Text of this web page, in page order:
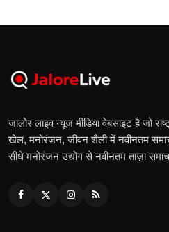
जालोर लाइव न्यूज मीडिया वेबसाइट है जो
खेल, मनोरंजन, जीवन शैली में नवीनतम
सीधे मनोरंजन उद्योग से नवीनतम ताज़ा